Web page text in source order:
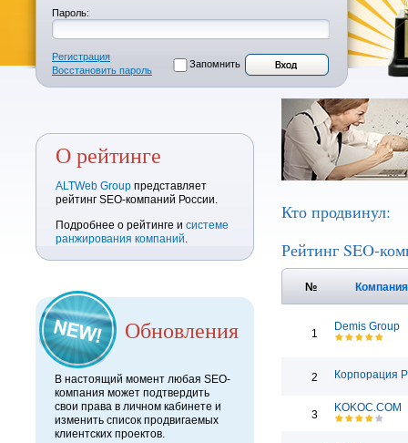
Пароль:
Регистрация
Восстановить пароль
Запомнить
О рейтинге
ALTWeb Group представляет
рейтинг SEO-компаний России.
Подробнее о рейтинге и системе
ранжирования компаний.
Обновления
В настоящий момент любая SEO-
компания может подтвердить
свои права в личном кабинете и
изменить список продвигаемых
клиентских проектов.
Кто продвинул:
Рейтинг SEO-
№
1
Demis Group
2 Корпорация
3
KOKOC.COM